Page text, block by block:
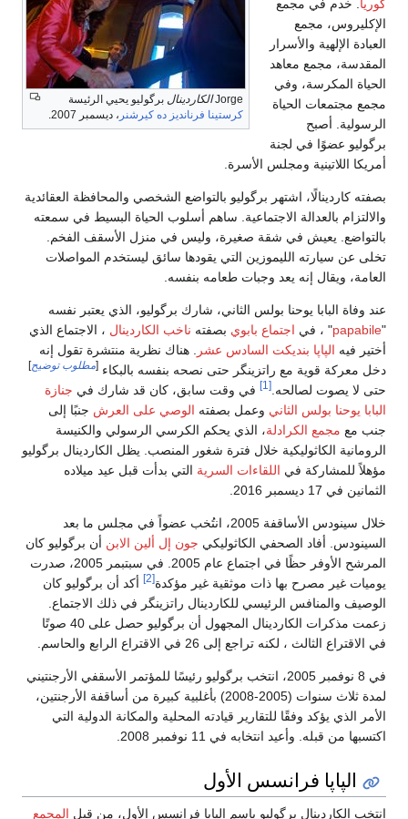
Jorge الكاردينال برگوليو يحيي الرئيسة
كرستينا فرنانديز ده كيرشنر ، ديسمبر 2007.
كوريا. خدم في مجمع
الإكليروس، مجمع
العبادة الإلهية والأسرار
المقدسة، مجمع معاهد
الحياة المكرسة، وفي
مجمع مجتمعات الحياة
الرسولية. أصبح
برگوليو عضوًا في لجنة
أمريكا اللاتينية ومجلس الأسرة.
بصفته كاردينالًا، اشتهر برگوليو بالتواضع الشخصي والمحافظة العقائدية
والالتزام بالعدالة الاجتماعية. ساهم أسلوب الحياة البسيط في سمعته
بالتواضع. يعيش في شقة صغيرة، وليس في منزل الأسقف الفخم.
تخلى عن سيارته الليموزين التي يقودها سائق ليستخدم المواصلات
العامة، ويقال إنه يعد وجبات طعامه بنفسه.
عند وفاة البابا يوحنا بولس الثاني، شارك برگوليو، الذي يعتبر نفسه
"
papabile" ، في اجتماع بابوي بصفته ناخب الكاردينال ، الاجتماع الذي
أختير فيه الپاپا بنديكت السادس عشر . هناك نظرية منتشرة تقول إنه
دخل معركة قوية مع راتزينگر حتى نصحه بنفسه بالبكاء [مطلوب توضيح]
حتى لا يصوت لصالحه.[1] في وقت سابق، كان قد شارك في جنازة
البابا يوحنا بولس الثاني وعمل بصفته الوصي على العرش جنبًا إلى
جنب مع مجمع الكرادلة، الذي يحكم الكرسي الرسولي والكنيسة
الرومانية الكاثوليكية خلال فترة شغور المنصب. يظل الكاردينال برگوليو
مؤهلاً للمشاركة في اللقاءات السرية التي بدأت قبل عيد ميلاده
الثمانين في 17 ديسمبر 2016.
خلال سينودس الأساقفة 2005، انتُخب عضواً في مجلس ما بعد
السينودس. أفاد الصحفي الكاثوليكي جون إل ألين الابن أن برگوليو كان
المرشح الأوفر حظًا في اجتماع عام 2005. في سبتبمر 2005، صدرت
يوميات غير مصرح بها ذات موثقية غير مؤكدة[2]
أكد أن برگوليو كان
الوصيف والمنافس الرئيسي للكاردينال راتزينگر في ذلك الاجتماع.
زعمت مذكرات الكاردينال المجهول أن برگوليو حصل على 40 صوتًا
في الاقتراع الثالث ، لكنه تراجع إلى 26 في الاقتراع الرابع والحاسم.
في 8 نوفمبر 2005، انتخب برگوليو رئيسًا للمؤتمر الأسقفي الأرجنتيني
لمدة ثلاث سنوات (2005-2008) بأغلبية كبيرة من أساقفة الأرجنتين،
الأمر الذي يؤكد وفقًا للتقارير قيادته المحلية والمكانة الدولية التي
اكتسبها من قبله. وأعيد انتخابه في 11 نوفمبر 2008.
الپاپا فرانسس الأول
انتخب الكاردينال برگوليو باسم الپاپا فرانسس الأول، من قبل المجمع